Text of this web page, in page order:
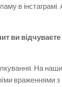
в
ви
На
враженнями з